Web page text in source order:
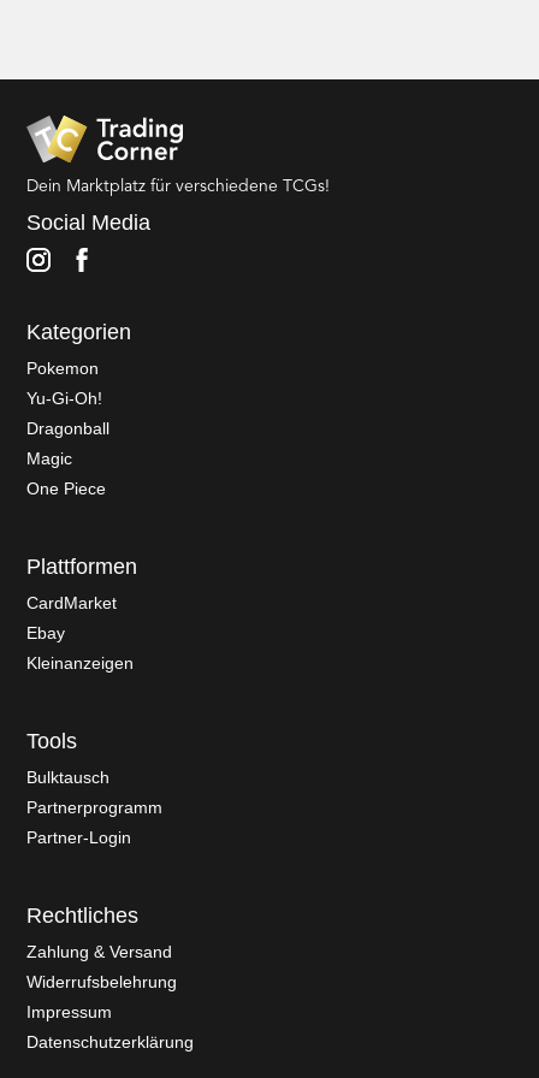
Dein Marktplatz für verschiedene TCGs!
Social Media
Kategorien
Pokemon
Yu-Gi-Oh!
Dragonball
Magic
One Piece
Plattformen
CardMarket
Ebay
Kleinanzeigen
Tools
Bulktausch
Partnerprogramm
Partner-Login
Rechtliches
Zahlung & Versand
Widerrufsbelehrung
Impressum
Datenschutzerklärung